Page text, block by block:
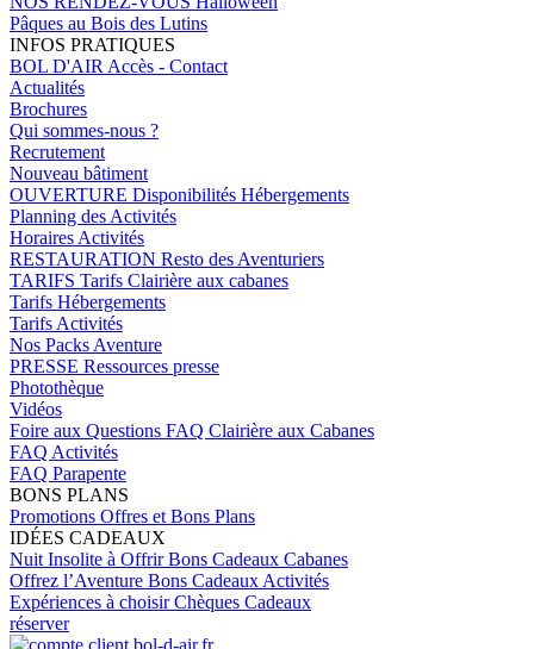
Pâques au Bois des Lutins
INFOS PRATIQUES
BOL D'AIR Accès - Contact
Actualités
Brochures
Qui sommes-nous ?
Recrutement
Nouveau bâtiment
OUVERTURE Disponibilités Hébergements
Planning des Activités
Horaires Activités
RESTAURATION Resto des Aventuriers
TARIFS Tarifs Clairière aux cabanes
Tarifs Hébergements
Tarifs Activités
Nos Packs Aventure
PRESSE Ressources presse
Photothèque
Vidéos
Foire aux Questions FAQ Clairière aux Cabanes
FAQ Activités
FAQ Parapente
BONS PLANS
Promotions Offres et Bons Plans
IDÉES CADEAUX
Nuit Insolite à OffrirBons Cadeaux Cabanes
Offrez l’Aventure Bons Cadeaux Activités
Expériences à choisirChèques Cadeaux
réserver